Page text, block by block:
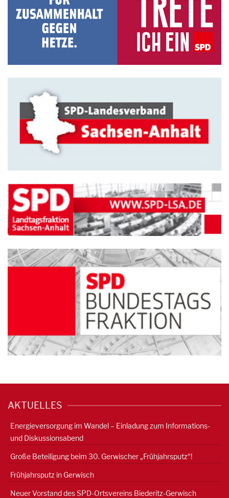
AKTUELLES
Energieversorgung im Wandel – Einladung zum Informations-
und Diskussionsabend
Große Beteiligung beim 30. Gerwischer „Frühjahrsputz“!
Frühjahrsputz in Gerwisch
Neuer Vorstand des SPD-Ortsvereins Biederitz-Gerwisch